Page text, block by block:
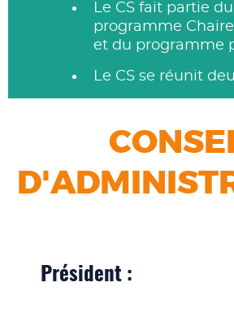
Le CS fait partie
programme
et du programme
Le CS se réunit
Président :